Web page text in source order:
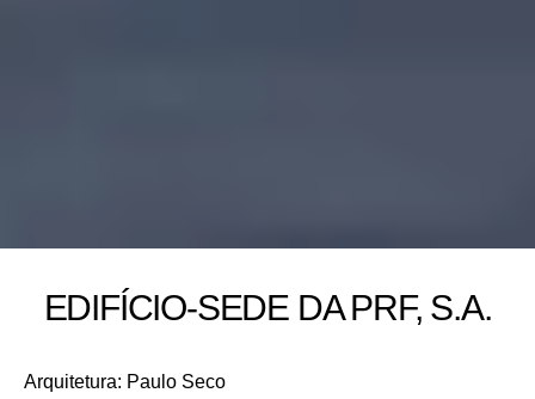
EDIFÍCIO-SEDE DA PRF, S.A.
Arquitetura: Paulo Seco